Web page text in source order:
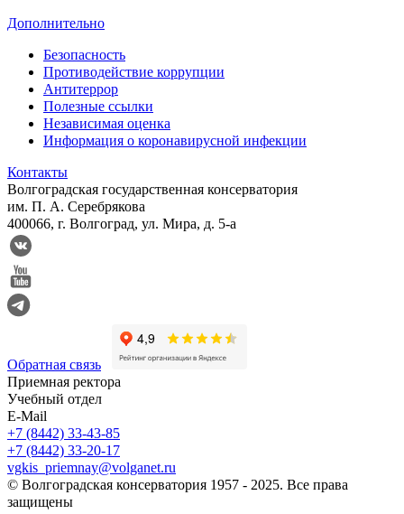
Дополнительно
Безопасность
Противодействие коррупции
Антитеррор
Полезные ссылки
Независимая оценка
Информация о коронавирусной инфекции
Контакты
Волгоградская государственная консерватория
им. П. А. Серебрякова
400066, г. Волгоград, ул. Мира, д. 5-а
Обратная связь
Приемная ректора
Учебный отдел
E-Mail
+7 (8442) 33-43-85
+7 (8442) 33-20-17
vgkis_priemnay@volganet.ru
© Волгоградская консерватория 1957 - 2025. Все права
защищены